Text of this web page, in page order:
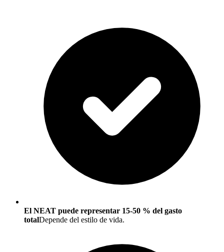
El NEAT puede representar 15-50 % del gasto
totalDepende del estilo de vida.